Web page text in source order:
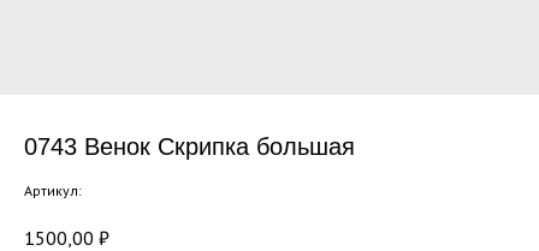
0743 Венок Скрипка большая
Артикул:
1500,00 ₽